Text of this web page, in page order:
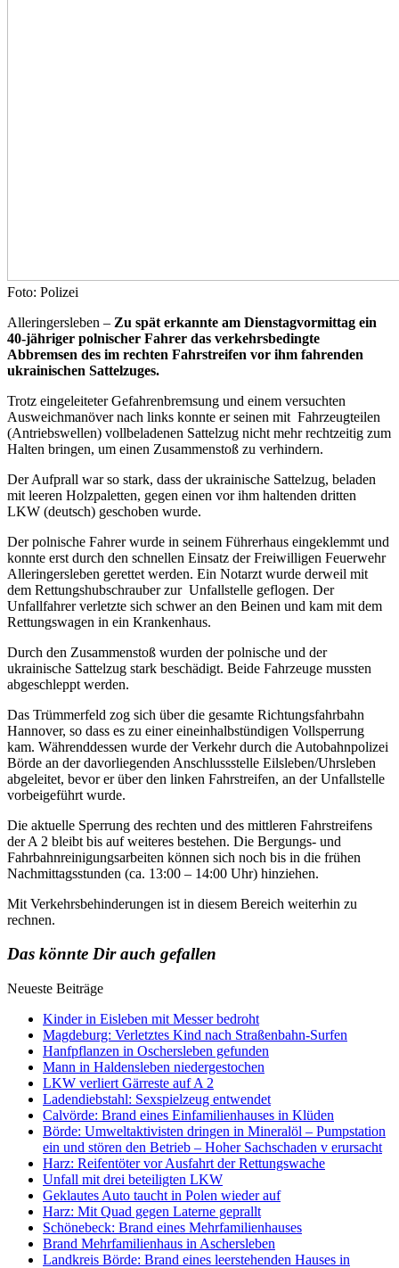
Foto: Polizei
Alleringersleben – Zu spät erkannte am Dienstagvormittag ein
40-jähriger polnischer Fahrer das verkehrsbedingte
Abbremsen des im rechten Fahrstreifen vor ihm fahrenden
ukrainischen Sattelzuges.
Trotz eingeleiteter Gefahrenbremsung und einem versuchten
Ausweichmanöver nach links konnte er seinen mit Fahrzeugteilen
(Antriebswellen) vollbeladenen Sattelzug nicht mehr rechtzeitig zum
Halten bringen, um einen Zusammenstoß zu verhindern.
Der Aufprall war so stark, dass der ukrainische Sattelzug, beladen
mit leeren Holzpaletten, gegen einen vor ihm haltenden dritten
LKW (deutsch) geschoben wurde.
Der polnische Fahrer wurde in seinem Führerhaus eingeklemmt und
konnte erst durch den schnellen Einsatz der Freiwilligen Feuerwehr
Alleringersleben gerettet werden. Ein Notarzt wurde derweil mit
dem Rettungshubschrauber zur Unfallstelle geflogen. Der
Unfallfahrer verletzte sich schwer an den Beinen und kam mit dem
Rettungswagen in ein Krankenhaus.
Durch den Zusammenstoß wurden der polnische und der
ukrainische Sattelzug stark beschädigt. Beide Fahrzeuge mussten
abgeschleppt werden.
Das Trümmerfeld zog sich über die gesamte Richtungsfahrbahn
Hannover, so dass es zu einer eineinhalbstündigen Vollsperrung
kam. Währenddessen wurde der Verkehr durch die Autobahnpolizei
Börde an der davorliegenden Anschlussstelle Eilsleben/Uhrsleben
abgeleitet, bevor er über den linken Fahrstreifen, an der Unfallstelle
vorbeigeführt wurde.
Die aktuelle Sperrung des rechten und des mittleren Fahrstreifens
der A 2 bleibt bis auf weiteres bestehen. Die Bergungs- und
Fahrbahnreinigungsarbeiten können sich noch bis in die frühen
Nachmittagsstunden (ca. 13:00 – 14:00 Uhr) hinziehen.
Mit Verkehrsbehinderungen ist in diesem Bereich weiterhin zu
rechnen.
Das könnte Dir auch gefallen
Neueste Beiträge
Kinder in Eisleben mit Messer bedroht
Magdeburg: Verletztes Kind nach Straßenbahn-Surfen
Hanfpflanzen in Oschersleben gefunden
Mann in Haldensleben niedergestochen
LKW verliert Gärreste auf A 2
Ladendiebstahl: Sexspielzeug entwendet
Calvörde: Brand eines Einfamilienhauses in Klüden
Börde: Umweltaktivisten dringen in Mineralöl – Pumpstation
ein und stören den Betrieb – Hoher Sachschaden v erursacht
Harz: Reifentöter vor Ausfahrt der Rettungswache
Unfall mit drei beteiligten LKW
Geklautes Auto taucht in Polen wieder auf
Harz: Mit Quad gegen Laterne geprallt
Schönebeck: Brand eines Mehrfamilienhauses
Brand Mehrfamilienhaus in Aschersleben
Landkreis Börde: Brand eines leerstehenden Hauses in